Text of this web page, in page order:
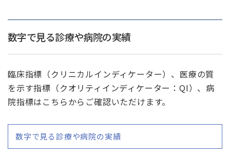
数字で見る診療や病院の実績
臨床指標（クリニカルインディケーター）、医療の質
を示す指標（クオリティインディケーター：QI）、病
院指標はこちらからご確認いただけます。
数字で見る診療や病院の実績